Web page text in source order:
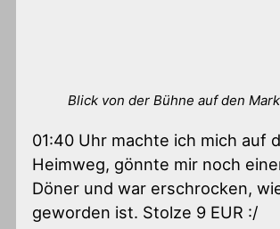
Blick von der Bühne auf den
01:40 Uhr machte ich mich auf
Heimweg, gönnte mir noch
Döner und war erschrocken,
geworden ist. Stolze 9 EUR :/